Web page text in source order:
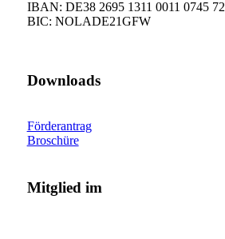
IBAN: DE38 2695 1311 0011 0745 72
BIC: NOLADE21GFW
Downloads
Förderantrag
Broschüre
Mitglied im